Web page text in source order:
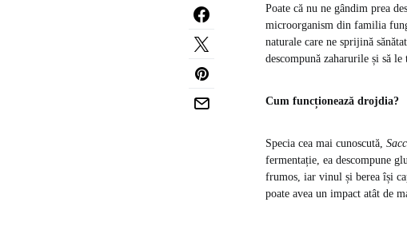
Poate că nu ne gândim prea
microorganism din familia
naturale care ne sprijină
descompună zaharurile și să
Cum funcționează drojdia?
Specia cea mai cunoscută,
fermentație, ea descompune
frumos, iar vinul și berea își
poate avea un impact atât de